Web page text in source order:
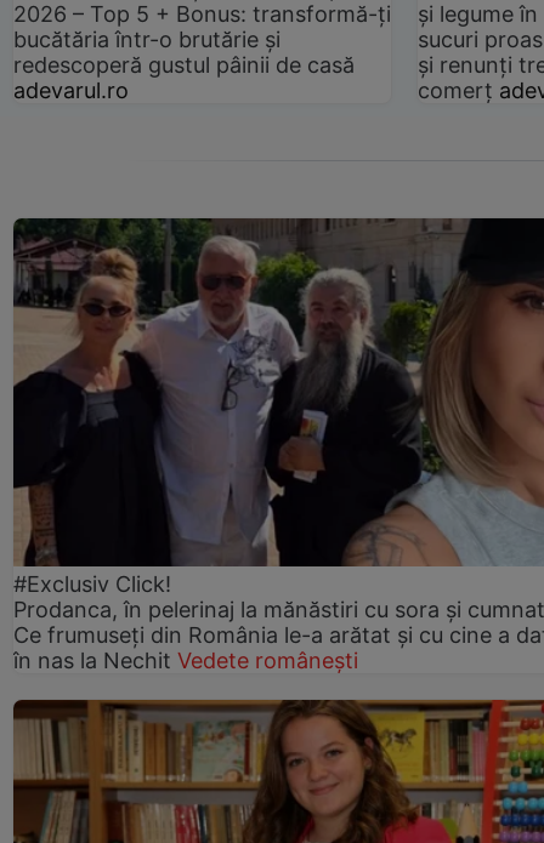
2026 – Top 5 + Bonus: transformă-ți
bucătăria într-o brutărie și
redescoperă gustul pâinii de casă
adevarul.ro
și legume
sucuri
și renunți
comerț
#Exclusiv Click!
Prodanca, în pelerinaj la mănăstiri cu sora și
Ce frumuseți din România le-a arătat și cu cine a
în nas la Nechit Vedete românești